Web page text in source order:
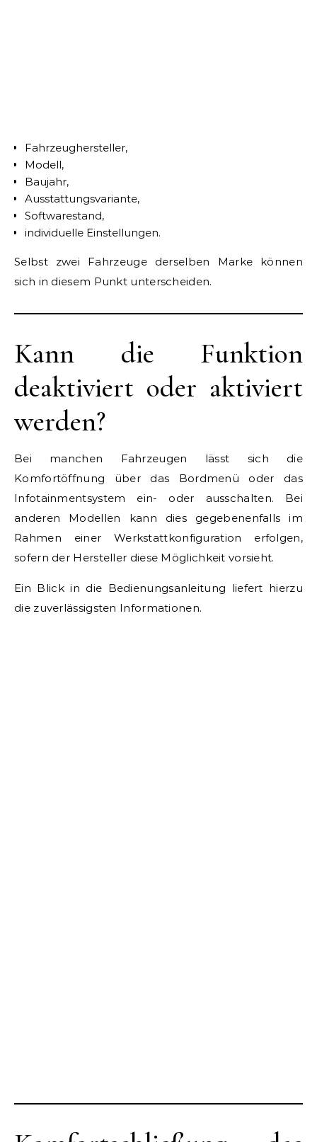
Fahrzeughersteller,
Modell,
Baujahr,
Ausstattungsvariante,
Softwarestand,
individuelle Einstellungen.
Selbst zwei Fahrzeuge derselben Marke können
sich in diesem Punkt unterscheiden.
Kann die Funktion
deaktiviert oder aktiviert
werden?
Bei manchen Fahrzeugen lässt sich die
Komfortöffnung über das Bordmenü oder das
Infotainmentsystem ein- oder ausschalten. Bei
anderen Modellen kann dies gegebenenfalls im
Rahmen einer Werkstattkonfiguration erfolgen,
sofern der Hersteller diese Möglichkeit vorsieht.
Ein Blick in die Bedienungsanleitung liefert hierzu
die zuverlässigsten Informationen.